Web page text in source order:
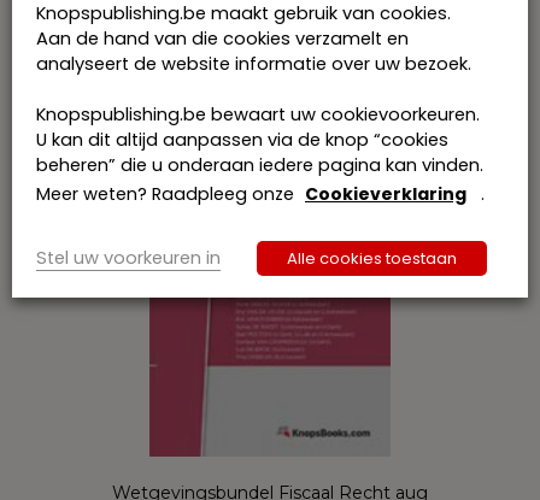
Bestel
Wetgevingsbundel Fiscaal Recht aug
Knopspublishing.be maakt gebruik van cookies.
Aan de hand van die cookies verzamelt en
analyseert de website informatie over uw bezoek.
Knopspublishing.be bewaart uw cookievoorkeuren.
U kan dit altijd aanpassen via de knop “cookies
beheren” die u onderaan iedere pagina kan vinden.
Meer weten? Raadpleeg onze Cookieverklaring .
Stel uw voorkeuren in Alle cookies toestaan